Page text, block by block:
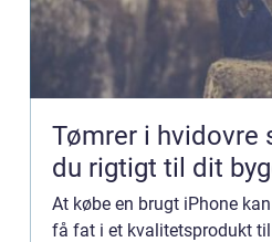
Tømrer i hvidovre sådan vælger
du rigtigt til dit
At købe en brugt iPhone
få fat i et kvalitetsprodukt til